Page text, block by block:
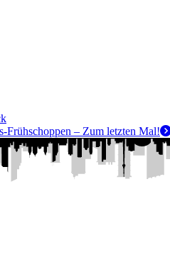
Frühschoppen – Zum letzten Mal!